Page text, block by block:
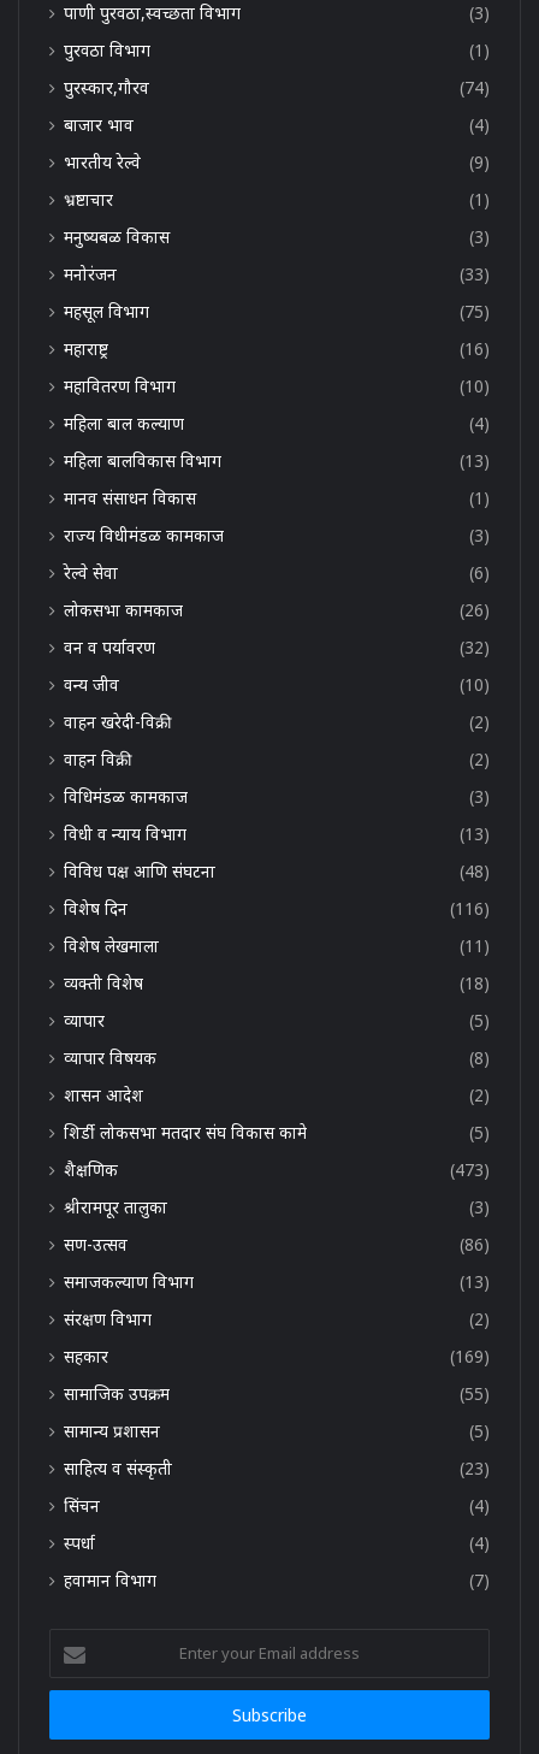
पाणी पुरवठा,स्वच्छता विभाग
(3)
पुरवठा विभाग
(1)
पुरस्कार,गौरव
(74)
बाजार भाव
(4)
भारतीय रेल्वे
(9)
भ्रष्टाचार
(1)
मनुष्यबळ विकास
(3)
मनोरंजन
(33)
महसूल विभाग
(75)
महाराष्ट्र
(16)
महावितरण विभाग
(10)
महिला बाल कल्याण
(4)
महिला बालविकास विभाग
(13)
मानव संसाधन विकास
(1)
राज्य विधीमंडळ कामकाज
(3)
रेल्वे सेवा
(6)
लोकसभा कामकाज
(26)
वन व पर्यावरण
(32)
वन्य जीव
(10)
वाहन खरेदी-विक्री
(2)
वाहन विक्री
(2)
विधिमंडळ कामकाज
(3)
विधी व न्याय विभाग
(13)
विविध पक्ष आणि संघटना
(48)
विशेष दिन
(116)
विशेष लेखमाला
(11)
व्यक्ती विशेष
(18)
व्यापार
(5)
व्यापार विषयक
(8)
शासन आदेश
(2)
शिर्डी लोकसभा मतदार संघ विकास कामे
(5)
शैक्षणिक
(473)
श्रीरामपूर तालुका
(3)
सण-उत्सव
(86)
समाजकल्याण विभाग
(13)
संरक्षण विभाग
(2)
सहकार
(169)
सामाजिक उपक्रम
(55)
सामान्य प्रशासन
(5)
साहित्य व संस्कृती
(23)
सिंचन
(4)
स्पर्धा
(4)
हवामान विभाग
(7)
your
Email